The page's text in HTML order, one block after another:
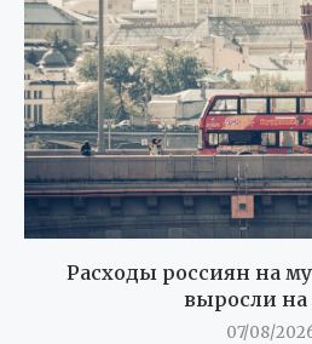
Расходы россиян на
выросли на
07/08/